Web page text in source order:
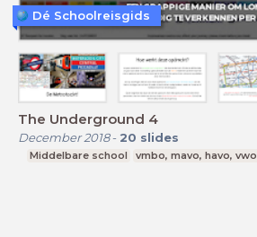
The Underground 4
December 2018- 20 slides
Middelbare school vmbo, mavo, havo, vwo
Dé Schoolreisgids